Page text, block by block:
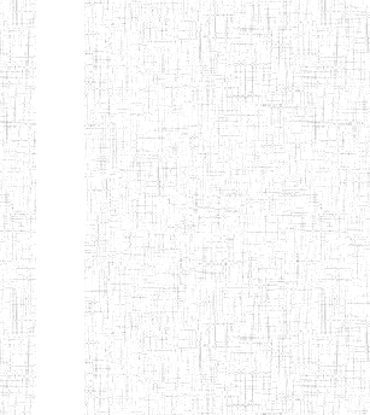
Arrondissement
Denomination Création
GTTC
BANGEM
08/12/1997
GTTC
FONTEM
25/09/2000